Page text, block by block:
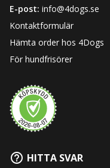
E-post: info@4dogs.se
Kontaktformulär
Hämta order hos 4Dogs
För hundfrisörer
HITTA SVAR